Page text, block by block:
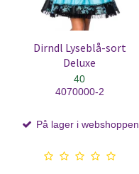
Dirndl Lyseblå-sort
Deluxe
40
4070000-2
På lager i webshoppen